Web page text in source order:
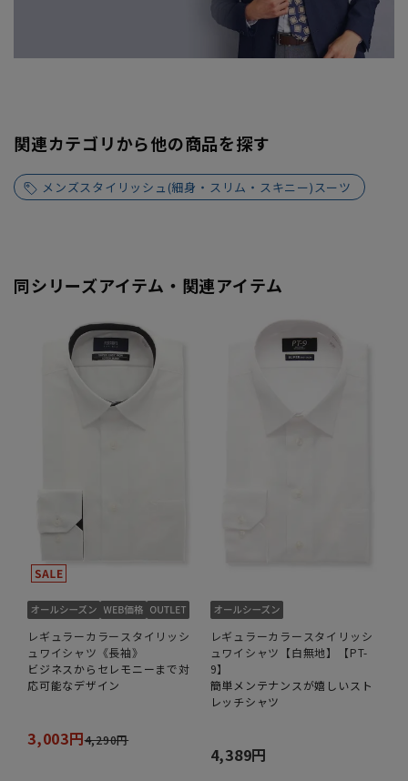
関連カテゴリから他の商品を探す
メンズスタイリッシュ(細身・スリム・スキニー)スーツ
同シリーズアイテム・関連アイテム
レギュラーカラースタイリッシ
ュワイシャツ《長袖》
ビジネスからセレモニーまで対
応可能なデザイン
3,003円4,290円
レギュラーカラースタイリッシ
ュワイシャツ【白無地】【PT-
9】
簡単メンテナンスが嬉しいスト
レッチシャツ
4,389円